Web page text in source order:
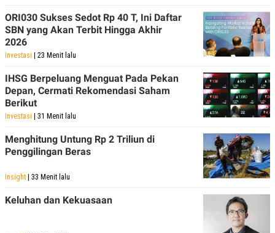
ORI030 Sukses Sedot Rp 40 T, Ini Daftar
SBN yang Akan Terbit Hingga Akhir
2026
Investasi | 23 Menit lalu
IHSG Berpeluang Menguat Pada Pekan
Depan, Cermati Rekomendasi Saham
Berikut
Investasi | 31 Menit lalu
Menghitung Untung Rp 2 Triliun di
Penggilingan Beras
Insight | 33 Menit lalu
Keluhan dan Kekuasaan